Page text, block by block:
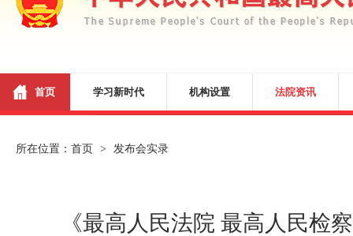
首页 学习新时代 机构设置 法院资讯
所在位置： 首页 > 发布会实录
《最高人民法院 最高人民检